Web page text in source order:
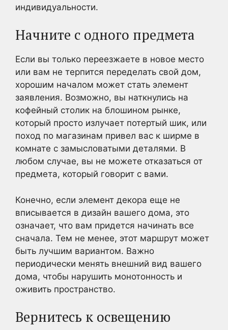
индивидуальности.
Начните с одного предмета
Если вы только переезжаете в новое место
или вам не терпится переделать свой дом,
хорошим началом может стать элемент
заявления. Возможно, вы наткнулись на
кофейный столик на блошином рынке,
который просто излучает потертый шик, или
поход по магазинам привел вас к ширме в
комнате с замысловатыми деталями. В
любом случае, вы не можете отказаться от
предмета, который говорит с вами.
Конечно, если элемент декора еще не
вписывается в дизайн вашего дома, это
означает, что вам придется начинать все
сначала. Тем не менее, этот маршрут может
быть лучшим вариантом. Важно
периодически менять внешний вид вашего
дома, чтобы нарушить монотонность и
оживить пространство.
Вернитесь к освещению